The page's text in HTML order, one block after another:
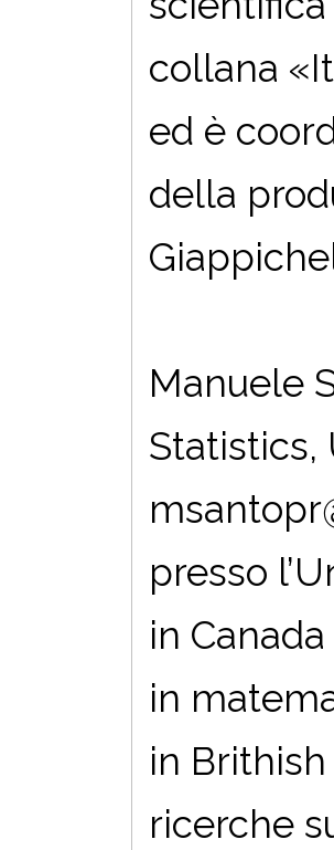
collana
ed è
della
Manuele
Statistics,
presso
in
in
in
ricerche